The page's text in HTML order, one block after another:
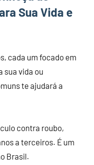
Sua Vida e
cada um focado em
sua vida ou
te ajudará a
contra roubo,
a terceiros. É um
Brasil.